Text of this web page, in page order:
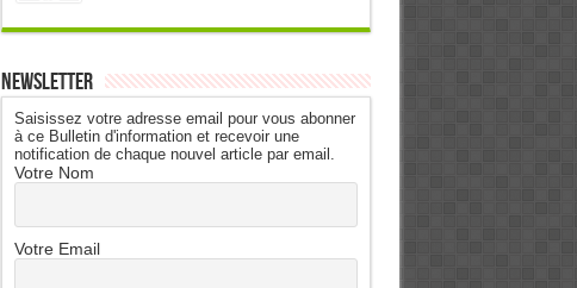
Newsletter
Saisissez votre adresse email pour vous abonner
à ce Bulletin d'information et recevoir une
notification de chaque nouvel article par email.
Votre Nom
Votre Email